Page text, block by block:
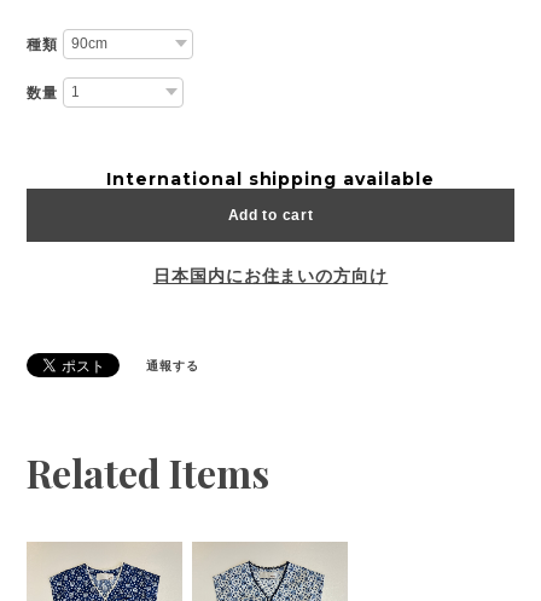
種類
数量
International shipping available
Add to cart
日本国内にお住まいの方向け
通報する
Related Items